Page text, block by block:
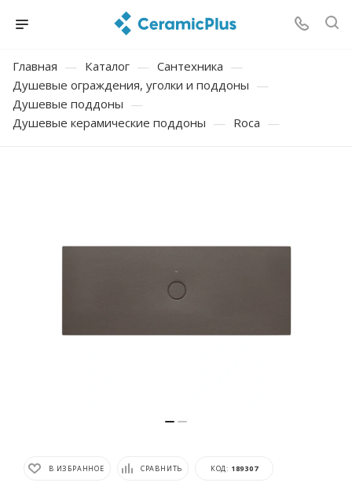
Главная — Каталог — Сантехника —
Душевые ограждения, уголки и поддоны —
Душевые поддоны —
Душевые керамические поддоны — Roca —
В ИЗБРАННОЕ СРАВНИТЬ КОД: 189307